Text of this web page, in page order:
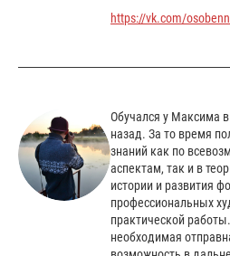
https://vk.com/
Обучался у Максима
назад. За то время
знаний как по
аспектам, так и в
истории и развития
профессиональных
практической
необходимая